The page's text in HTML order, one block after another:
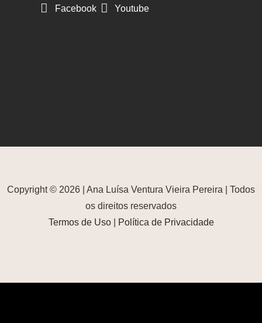
Facebook
Youtube
Copyright © 2026 | Ana Luísa Ventura Vieira Pereira | Todos
os direitos reservados
Termos de Uso| Política de Privacidade